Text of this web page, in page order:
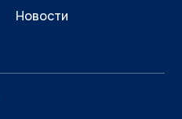
Новости